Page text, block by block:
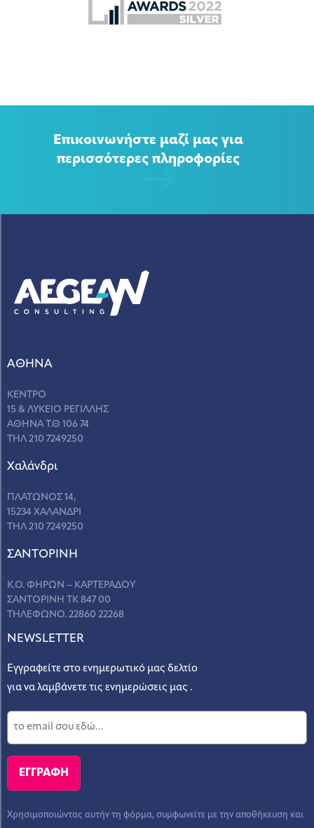
Επικοινωνήστε μαζί μας για
περισσότερες πληροφορίες
ΑΘΗΝΑ
ΚΕΝΤΡΟ
15 & ΛΥΚΕΙΟ ΡΕΓΙΛΛΗΣ
ΑΘΗΝΑ Τ.Θ 106 74
ΤΗΛ 210 7249250
Χαλάνδρι
ΠΛΑΤΩΝΟΣ 14,
15234 ΧΑΛΑΝΔΡΙ
ΤΗΛ 210 7249250
ΣANΤΟΡΙΝΗ
Κ.Ο. ΦΗΡΩΝ – ΚΑΡΤΕΡΑΔΟΥ
ΣΑΝΤΟΡΙΝΗ ΤΚ 847 00
ΤΗΛΕΦΩΝΟ. 22860 22268
NEWSLETTER
Εγγραφείτε στο ενημερωτικό μας δελτίο
για να λαμβάνετε τις ενημερώσεις μας .
Χρησιμοποιώντας αυτήν τη φόρμα, συμφωνείτε με την αποθήκευση και